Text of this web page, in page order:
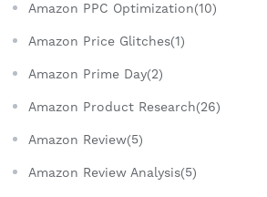
Amazon PPC Optimization(10)
Amazon Price Glitches(1)
Amazon Prime Day(2)
Amazon Product Research(26)
Amazon Review(5)
Amazon Review Analysis(5)